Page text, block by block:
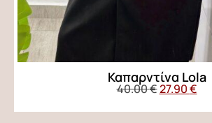
Καπαρντίνα Lola
40.00€27.90€